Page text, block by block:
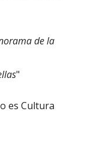
de la
"
es Cultura